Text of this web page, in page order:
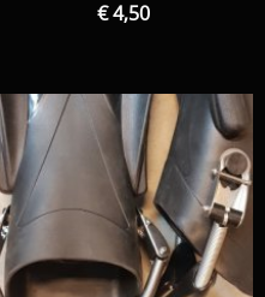
€ 4,50